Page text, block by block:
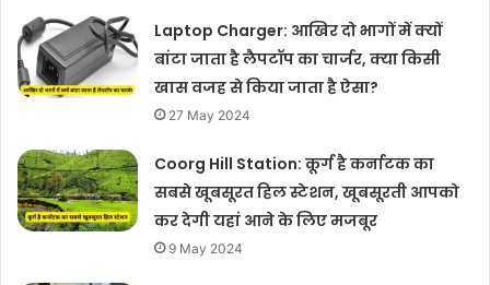
Laptop Charger: आखिर दो भागों में क्यों
बांटा जाता है लैपटॉप का चार्जर, क्या किसी
खास वजह से किया जाता है ऐसा?
27 May 2024
Coorg Hill Station: कूर्ग है कर्नाटक का
सबसे खूबसूरत हिल स्टेशन, खूबसूरती आपको
कर देगी यहां आने के लिए मजबूर
9 May 2024